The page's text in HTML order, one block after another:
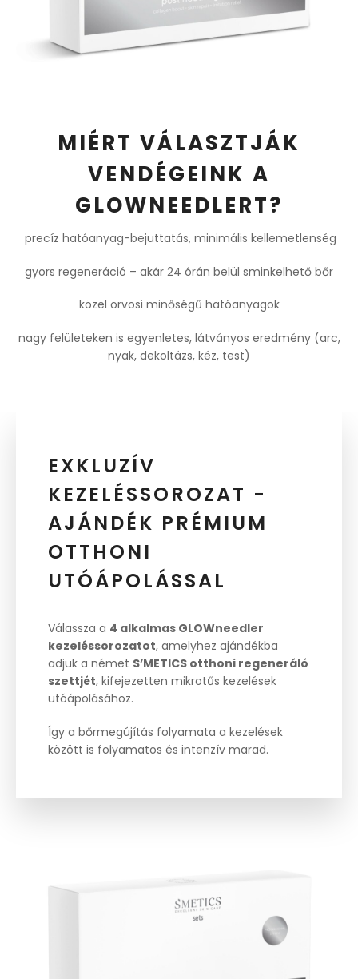
MIÉRT VÁLASZTJÁK
VENDÉGEINK A
GLOWNEEDLERT?
precíz hatóanyag-bejuttatás, minimális kellemetlenség
gyors regeneráció – akár 24 órán belül sminkelhető bőr
közel orvosi minőségű hatóanyagok
nagy felületeken is egyenletes, látványos eredmény (arc,
nyak, dekoltázs, kéz, test)
EXKLUZÍV
KEZELÉSSOROZAT -
AJÁNDÉK PRÉMIUM
OTTHONI
UTÓÁPOLÁSSAL
Válassza a 4 alkalmas GLOWneedler
kezeléssorozatot, amelyhez ajándékba
adjuk a német S’METICS otthoni regeneráló
szettjét, kifejezetten mikrotűs kezelések
utóápolásához.
Így a bőrmegújítás folyamata a kezelések
között is folyamatos és intenzív marad.